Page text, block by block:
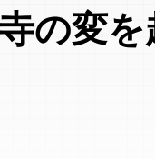
の変を